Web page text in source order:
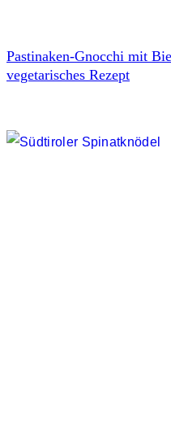
Pastinaken-Gnocchi mit
vegetarisches Rezept